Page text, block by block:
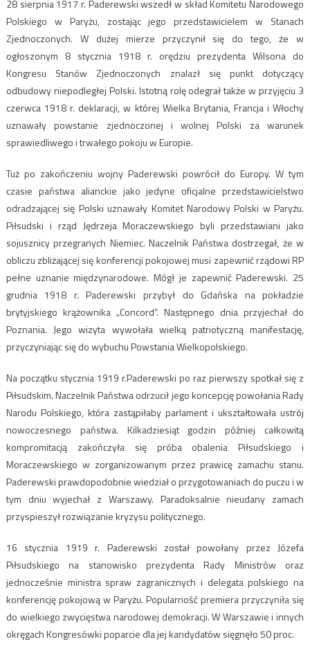
28 sierpnia 1917 r. Paderewski wszedł w skład Komitetu Narodowego
Polskiego w Paryżu, zostając jego przedstawicielem w Stanach
Zjednoczonych. W dużej mierze przyczynił się do tego, że w
ogłoszonym 8 stycznia 1918 r. orędziu prezydenta Wilsona do
Kongresu Stanów Zjednoczonych znalazł się punkt dotyczący
odbudowy niepodległej Polski. Istotną rolę odegrał także w przyjęciu 3
czerwca 1918 r. deklaracji, w której Wielka Brytania, Francja i Włochy
uznawały powstanie zjednoczonej i wolnej Polski za warunek
sprawiedliwego i trwałego pokoju w Europie.
Tuż po zakończeniu wojny Paderewski powrócił do Europy. W tym
czasie państwa alianckie jako jedyne oficjalne przedstawicielstwo
odradzającej się Polski uznawały Komitet Narodowy Polski w Paryżu.
Piłsudski i rząd Jędrzeja Moraczewskiego byli przedstawiani jako
sojusznicy przegranych Niemiec. Naczelnik Państwa dostrzegał, że w
obliczu zbliżającej się konferencji pokojowej musi zapewnić rządowi RP
pełne uznanie międzynarodowe. Mógł je zapewnić Paderewski. 25
grudnia 1918 r. Paderewski przybył do Gdańska na pokładzie
brytyjskiego krążownika „Concord”. Następnego dnia przyjechał do
Poznania. Jego wizyta wywołała wielką patriotyczną manifestację,
przyczyniając się do wybuchu Powstania Wielkopolskiego.
Na początku stycznia 1919 r.Paderewski po raz pierwszy spotkał się z
Piłsudskim. Naczelnik Państwa odrzucił jego koncepcję powołania Rady
Narodu Polskiego, która zastąpiłaby parlament i ukształtowała ustrój
nowoczesnego państwa. Kilkadziesiąt godzin później całkowitą
kompromitacją zakończyła się próba obalenia Piłsudskiego i
Moraczewskiego w zorganizowanym przez prawicę zamachu stanu.
Paderewski prawdopodobnie wiedział o przygotowaniach do puczu i w
tym dniu wyjechał z Warszawy. Paradoksalnie nieudany zamach
przyspieszył rozwiązanie kryzysu politycznego.
16 stycznia 1919 r. Paderewski został powołany przez Józefa
Piłsudskiego na stanowisko prezydenta Rady Ministrów oraz
jednocześnie ministra spraw zagranicznych i delegata polskiego na
konferencję pokojową w Paryżu. Popularność premiera przyczyniła się
do wielkiego zwycięstwa narodowej demokracji. W Warszawie i innych
okręgach Kongresówki poparcie dla jej kandydatów sięgnęło 50 proc.